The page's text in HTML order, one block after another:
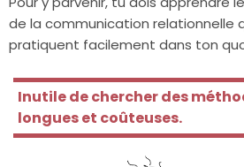
de la communication relationnelle
pratiquent facilement dans ton
Inutile de chercher des
longues et coûteuses.